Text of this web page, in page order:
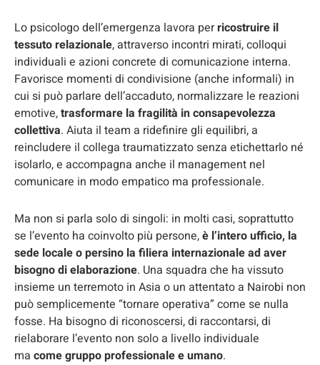
Lo psicologo dell’emergenza lavora perricostruire il
tessuto relazionale, attraverso incontri mirati, colloqui
individuali e azioni concrete di comunicazione interna.
Favorisce momenti di condivisione (anche informali) in
cui si può parlare dell’accaduto, normalizzare le reazioni
emotive,trasformare la fragilità in consapevolezza
collettiva. Aiuta il team a ridefinire gli equilibri, a
reincludere il collega traumatizzato senza etichettarlo né
isolarlo, e accompagna anche il management nel
comunicare in modo empatico ma professionale.
Ma non si parla solo di singoli: in molti casi, soprattutto
se l’evento ha coinvolto più persone,è l’intero ufficio, la
sede locale o persino la filiera internazionale ad aver
bisogno di elaborazione. Una squadra che ha vissuto
insieme un terremoto in Asia o un attentato a Nairobi non
può semplicemente “tornare operativa” come se nulla
fosse. Ha bisogno di riconoscersi, di raccontarsi, di
rielaborare l’evento non solo a livello individuale
ma come gruppo professionale e umano.